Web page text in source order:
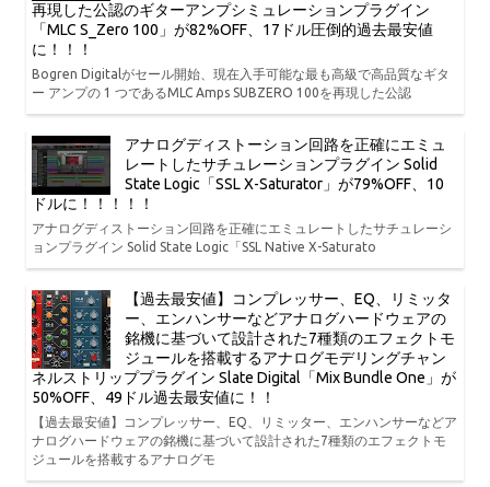
再現した公認のギターアンプシミュレーションプラグイン
「MLC S_Zero 100」が82%OFF、17ドル圧倒的過去最安値
に！！！
Bogren Digitalがセール開始、現在入手可能な最も高級で高品質なギタ
ー アンプの 1 つであるMLC Amps SUBZERO 100を再現した公認
アナログディストーション回路を正確にエミュ
レートしたサチュレーションプラグイン Solid
State Logic「SSL X-Saturator」が79%OFF、10
ドルに！！！！！
アナログディストーション回路を正確にエミュレートしたサチュレーシ
ョンプラグイン Solid State Logic「SSL Native X-Saturato
【過去最安値】コンプレッサー、EQ、リミッタ
ー、エンハンサーなどアナログハードウェアの
銘機に基づいて設計された7種類のエフェクトモ
ジュールを搭載するアナログモデリングチャン
ネルストリッププラグイン Slate Digital「Mix Bundle One」が
50%OFF、49ドル過去最安値に！！
【過去最安値】コンプレッサー、EQ、リミッター、エンハンサーなどア
ナログハードウェアの銘機に基づいて設計された7種類のエフェクトモ
ジュールを搭載するアナログモ